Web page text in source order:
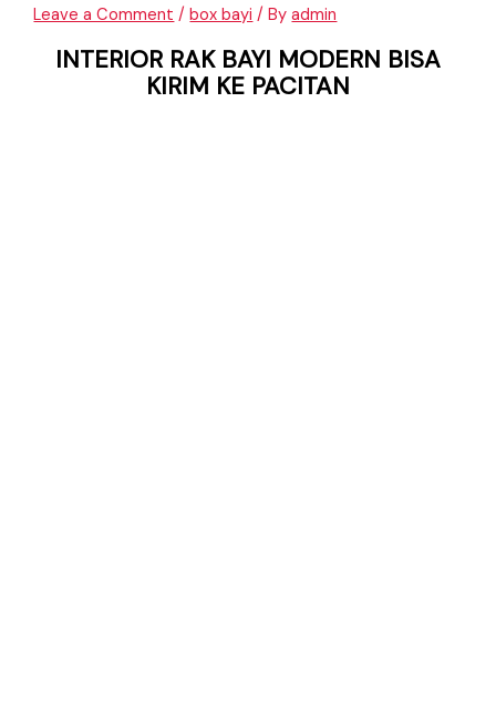
Leave a Comment /box bayi / Byadmin
INTERIOR RAK BAYI MODERN BISA
KIRIM KE PACITAN